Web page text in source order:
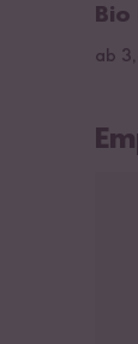
Bio
ab